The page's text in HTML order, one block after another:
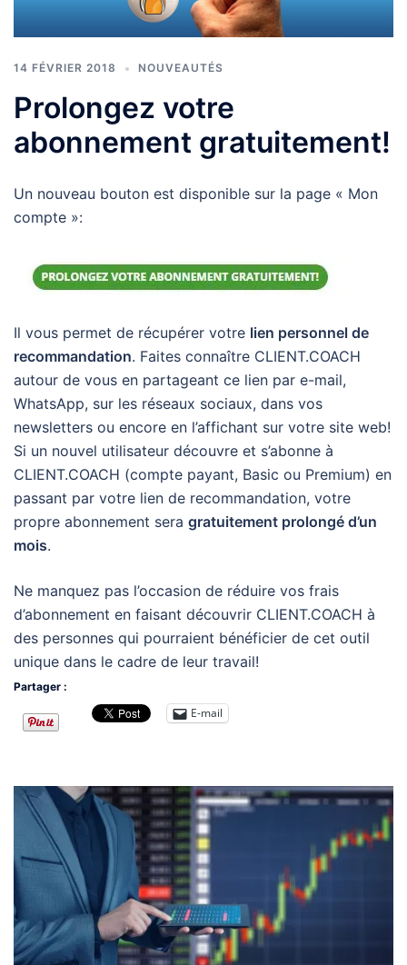
14 FÉVRIER 2018 NOUVEAUTÉS
Prolongez votre
abonnement gratuitement!
Un nouveau bouton est disponible sur la page « Mon
compte »:
Il vous permet de récupérer votre lien personnel de
recommandation. Faites connaître CLIENT.COACH
autour de vous en partageant ce lien par e-mail,
WhatsApp, sur les réseaux sociaux, dans vos
newsletters ou encore en l’affichant sur votre site web!
Si un nouvel utilisateur découvre et s’abonne à
CLIENT.COACH (compte payant, Basic ou Premium) en
passant par votre lien de recommandation, votre
propre abonnement sera gratuitement prolongé d’un
mois.
Ne manquez pas l’occasion de réduire vos frais
d’abonnement en faisant découvrir CLIENT.COACH à
des personnes qui pourraient bénéficier de cet outil
unique dans le cadre de leur travail!
Partager :
E-mail